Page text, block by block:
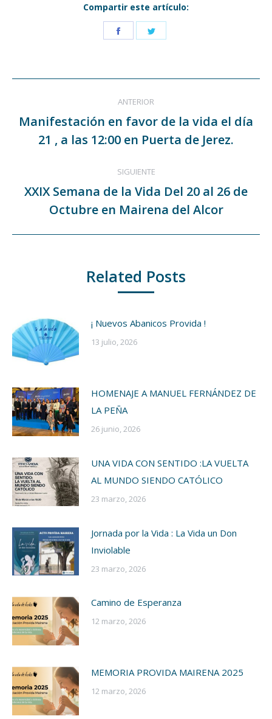
Compartir este artículo:
Share
entre
publicaciones
ANTERIOR
Publicación
anterior:
Manifestación en favor de la vida el día
21 , a las 12:00 en Puerta de Jerez.
SIGUIENTE
Publicación
siguiente:
XXIX Semana de la Vida Del 20 al 26 de
Octubre en Mairena del Alcor
Related Posts
¡ Nuevos Abanicos Provida !
13 julio, 2026
HOMENAJE A MANUEL FERNÁNDEZ DE
LA PEÑA
26 junio, 2026
UNA VIDA CON SENTIDO :LA VUELTA
AL MUNDO SIENDO CATÓLICO
23 marzo, 2026
Jornada por la Vida : La Vida un Don
Inviolable
23 marzo, 2026
Camino de Esperanza
12 marzo, 2026
MEMORIA PROVIDA MAIRENA 2025
12 marzo, 2026